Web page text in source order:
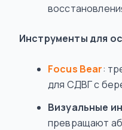
Инструменты для
Focus Bear:
для СДВГ с
Визуальные
превращают